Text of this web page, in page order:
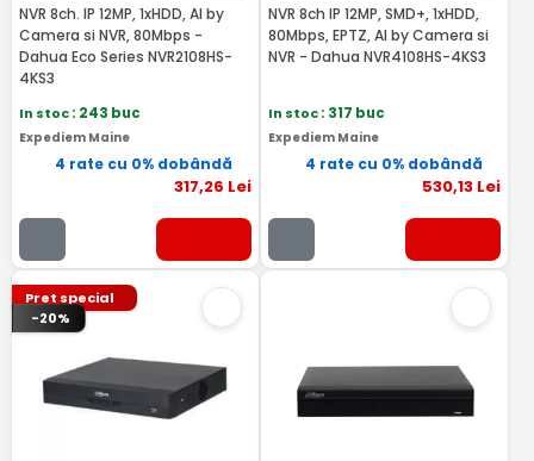
NVR 8ch. IP 12MP, 1xHDD, AI by
Camera si NVR, 80Mbps -
Dahua Eco Series NVR2108HS-
4KS3
In stoc: 243 buc
Expediem Maine
4 rate cu 0% dobândă
317,26 Lei
NVR 8ch IP 12MP, SMD+, 1xHDD,
80Mbps, EPTZ, AI by Camera si
NVR - Dahua NVR4108HS-4KS3
In stoc: 317 buc
Expediem Maine
4 rate cu 0% dobândă
530,13 Lei
Pret special
-20%